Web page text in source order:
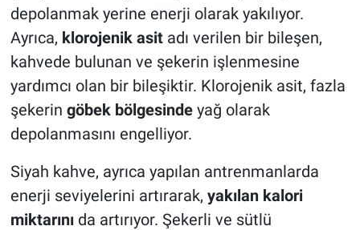
depolanmak yerine enerji olarak yakılıyor.
Ayrıca, klorojenik asitadı verilen bir bileşen,
kahvede bulunan ve şekerin işlenmesine
yardımcı olan bir bileşiktir. Klorojenik asit, fazla
şekerin göbek bölgesindeyağ olarak
depolanmasını engelliyor.
Siyah kahve, ayrıca yapılan antrenmanlarda
enerji seviyelerini artırarak, yakılan kalori
miktarınıda artırıyor. Şekerli ve sütlü